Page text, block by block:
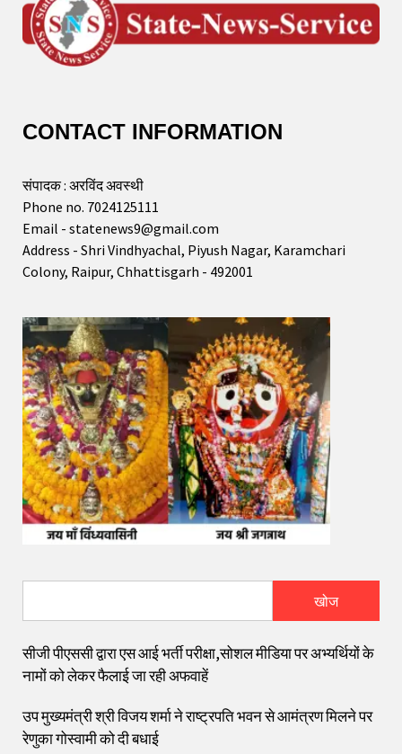
CONTACT INFORMATION
संपादक : अरविंद अवस्थी
Phone no. 7024125111
Email - statenews9@gmail.com
Address - Shri Vindhyachal, Piyush Nagar, Karamchari
Colony, Raipur, Chhattisgarh - 492001
खोज
सीजी पीएससी द्वारा एस आई भर्ती परीक्षा,सोशल मीडिया पर अभ्यर्थियों के
नामों को लेकर फैलाई जा रही अफवाहें
उप मुख्यमंत्री श्री विजय शर्मा ने राष्ट्रपति भवन से आमंत्रण मिलने पर
रेणुका गोस्वामी को दी बधाई